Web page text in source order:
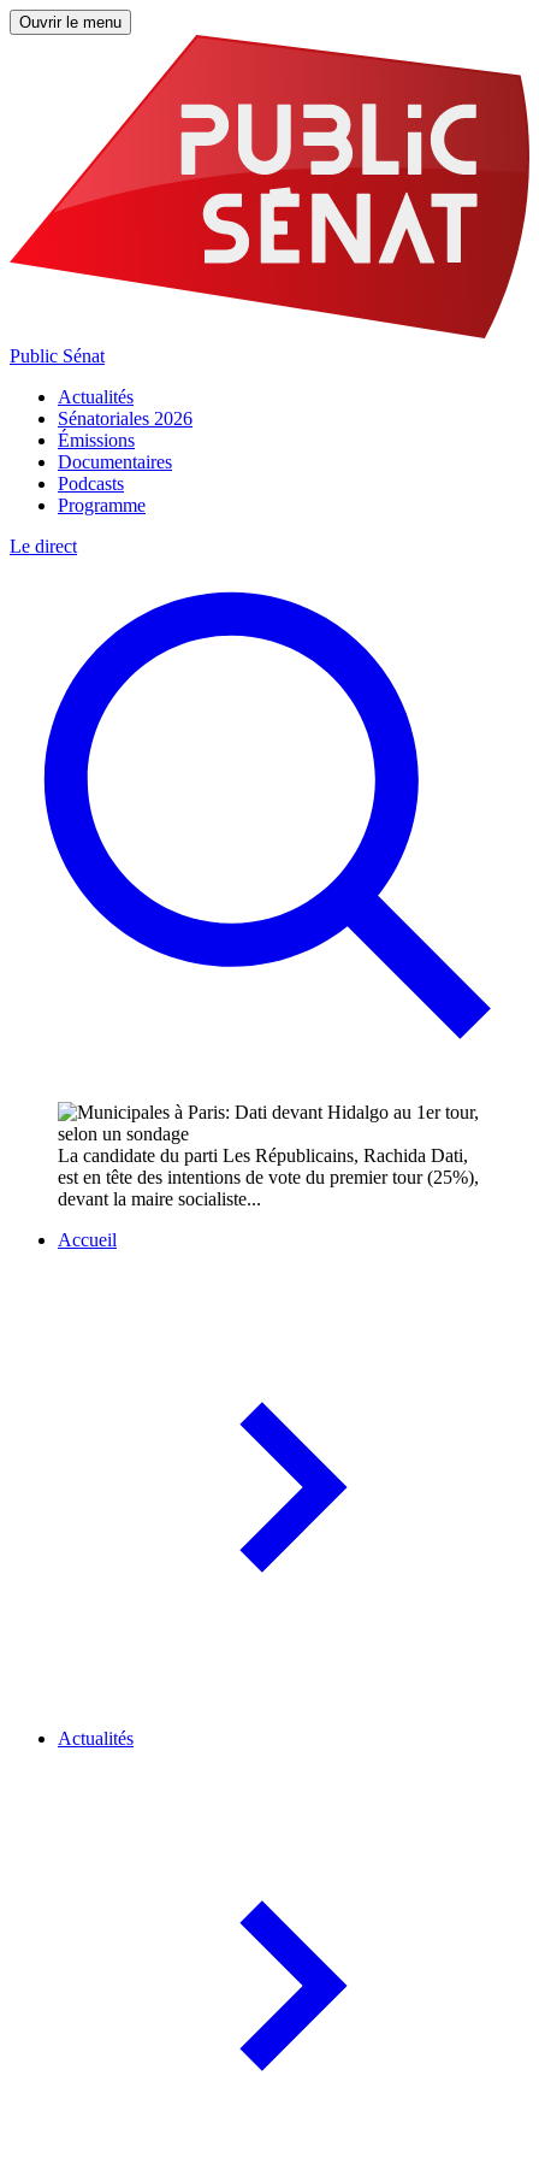
Ouvrir le menu
Public Sénat
Actualités
Sénatoriales 2026
Émissions
Documentaires
Podcasts
Programme
Le direct
La candidate du parti Les Républicains, Rachida Dati,
est en tête des intentions de vote du premier tour (25%),
devant la maire socialiste...
Accueil
Actualités